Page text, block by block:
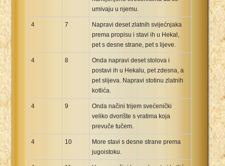
umivaju u njemu.
4 7
Napravi deset zlatnih svijećnjaka
prema propisu i stavi ih u Hekal,
pet s desne strane, pet s lijeve.
4 8
Onda napravi deset stolova i
postavi ih u Hekalu, pet zdesna, a
pet slijeva. Napravi stotinu zlatnih
kotlića.
4 9
Onda načini trijem svećenički
veliko dvorište s vratima koja
prevuče tučem.
4 10
More stavi s desne strane prema
jugoistoku.